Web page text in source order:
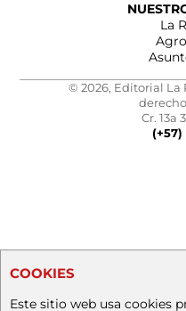
La
© 2026, Editorial La
Cr. 13a
(+57)
COOKIES
Este sitio web usa cookies